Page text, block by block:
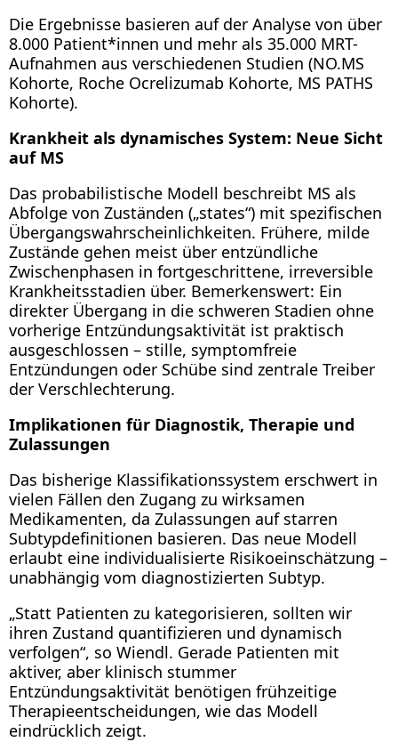
Die Ergebnisse basieren auf der Analyse von über
8.000 Patient*innen und mehr als 35.000 MRT-
Aufnahmen aus verschiedenen Studien (NO.MS
Kohorte, Roche Ocrelizumab Kohorte, MS PATHS
Kohorte).
Krankheit als dynamisches System: Neue Sicht
auf MS
Das probabilistische Modell beschreibt MS als
Abfolge von Zuständen („states“) mit spezifischen
Übergangswahrscheinlichkeiten. Frühere, milde
Zustände gehen meist über entzündliche
Zwischenphasen in fortgeschrittene, irreversible
Krankheitsstadien über. Bemerkenswert: Ein
direkter Übergang in die schweren Stadien ohne
vorherige Entzündungsaktivität ist praktisch
ausgeschlossen – stille, symptomfreie
Entzündungen oder Schübe sind zentrale Treiber
der Verschlechterung.
Implikationen für Diagnostik, Therapie und
Zulassungen
Das bisherige Klassifikationssystem erschwert in
vielen Fällen den Zugang zu wirksamen
Medikamenten, da Zulassungen auf starren
Subtypdefinitionen basieren. Das neue Modell
erlaubt eine individualisierte Risikoeinschätzung –
unabhängig vom diagnostizierten Subtyp.
„Statt Patienten zu kategorisieren, sollten wir
ihren Zustand quantifizieren und dynamisch
verfolgen“, so Wiendl. Gerade Patienten mit
aktiver, aber klinisch stummer
Entzündungsaktivität benötigen frühzeitige
Therapieentscheidungen, wie das Modell
eindrücklich zeigt.